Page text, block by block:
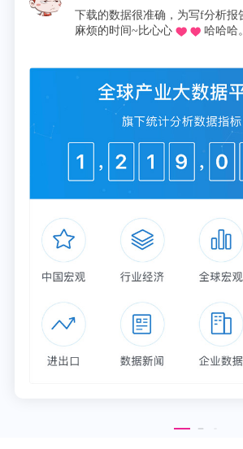
以与500+经济学家/资深行业研究
企业数据、企业资讯、企业发展情
下载的数据很准确，为写f分析报
麻烦的时间~比心心
哈哈哈